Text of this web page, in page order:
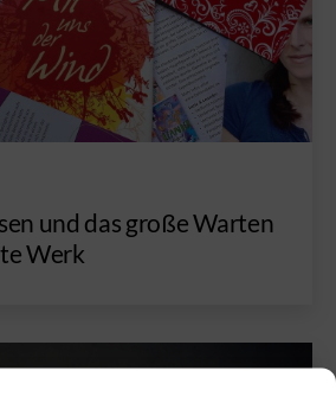
und das große Warten
Werk